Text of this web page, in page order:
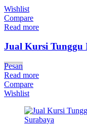
Wishlist
Compare
Read more
Jual Kursi
Pesan
Read more
Compare
Wishlist